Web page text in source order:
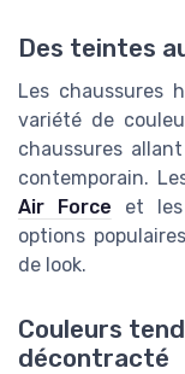
Des teintes
Les chaussures
variété de
chaussures
contemporain.
Air Force et les
options
de look.
Couleurs
décontracté